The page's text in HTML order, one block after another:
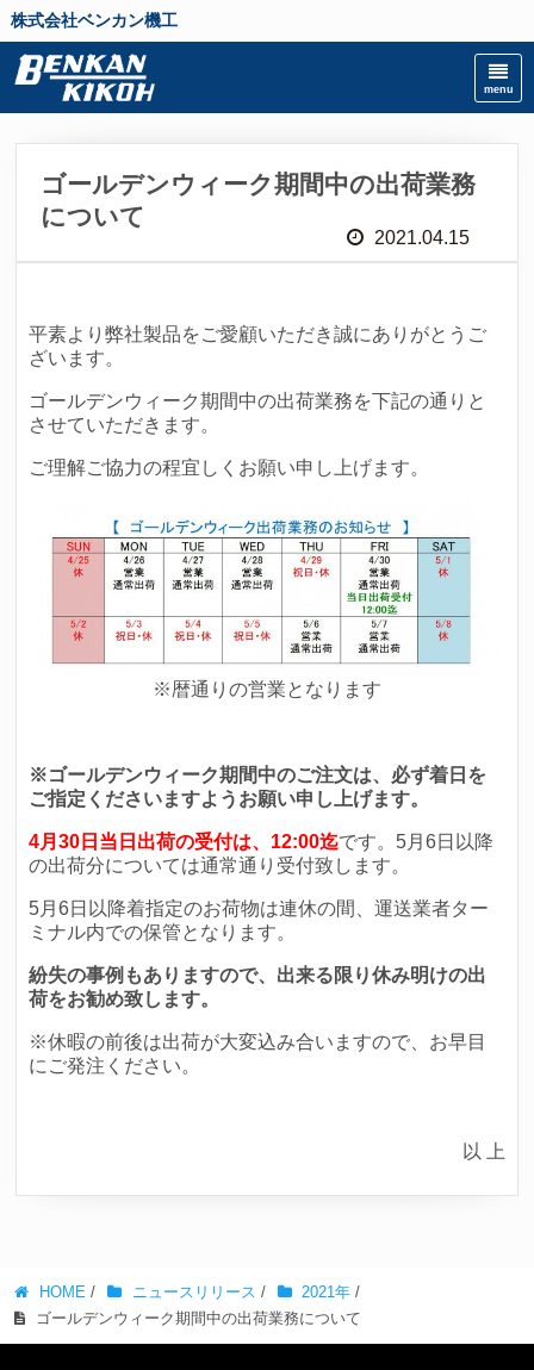
株式会社ベンカン機工
HOME/ ニュースリリース / 2021年 /
ゴールデンウィーク期間中の出荷業務について
ゴールデンウィーク期間中の出荷業務
について
2021.04.15
平素より弊社製品をご愛顧いただき誠にありがとうご
ざいます。
ゴールデンウィーク期間中の出荷業務を下記の通りと
させていただきます。
ご理解ご協力の程宜しくお願い申し上げます。
※暦通りの営業となります
※ゴールデンウィーク期間中のご注文は、必ず着日を
ご指定くださいますようお願い申し上げます。
4月30日当日出荷の受付は、12:00迄です。5月6日以降
の出荷分については通常通り受付致します。
5月6日以降着指定のお荷物は連休の間、運送業者ター
ミナル内での保管となります。
紛失の事例もありますので、 出来る限り休み明けの出
荷をお勧め致します。
※休暇の前後は出荷が大変込み合いますので、お早目
にご発注ください。
以 上